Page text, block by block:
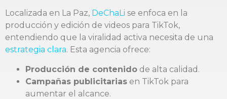
Localizada en La Paz, DeChaLi se enfoca en la
producción y edición de videos para TikTok,
entendiendo que la viralidad activa necesita de una
estrategia clara. Esta agencia ofrece:
Producción de contenido de alta calidad.
Campañas publicitarias en TikTok para
aumentar el alcance.